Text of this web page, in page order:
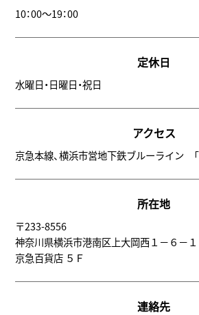
10：00～19：00
定休日
水曜日・日曜日・祝日
アクセス
京急本線、横浜市営地下鉄ブルーライン
所在地
〒233-8556
神奈川県横浜市港南区上大岡西１－６－１
京急百貨店 ５Ｆ
連絡先